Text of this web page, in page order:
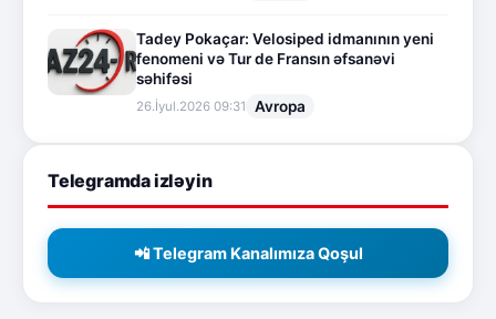
Tadey Pokaçar: Velosiped idmanının yeni
fenomeni və Tur de Fransın əfsanəvi
səhifəsi
26.İyul.2026 09:31 Avropa
Telegramda izləyin
📲 Telegram Kanalımıza Qoşul